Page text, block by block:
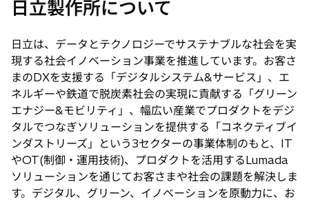
い
ブ
で
開
く
日立製作所について
日立は、データとテクノロジーでサステナブルな社会を実
現する社会イノベーション事業を推進しています。お客さ
まのDXを支援する「デジタルシステム&サービス」、エ
ネルギーや鉄道で脱炭素社会の実現に貢献する「グリーン
エナジー&モビリティ」、幅広い産業でプロダクトをデジ
タルでつなぎソリューションを提供する「コネクティブイ
ンダストリーズ」という3セクターの事業体制のもと、IT
やOT(制御・運用技術)、プロダクトを活用するLumada
ソリューションを通じてお客さまや社会の課題を解決しま
す。デジタル、グリーン、イノベーションを原動力に、お